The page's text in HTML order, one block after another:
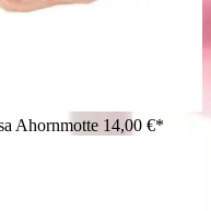
Ahornmotte 14,00 €*